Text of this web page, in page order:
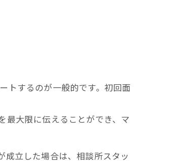
トするのが一般的です。初回面
最大限に伝えることができ、マ
成立した場合は、相談所スタッ